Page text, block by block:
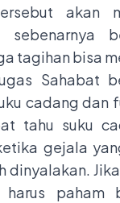
akan
tagihan bisa
Sahabat
cadang dan
tahu suku
gejala
dinyalakan.
paham